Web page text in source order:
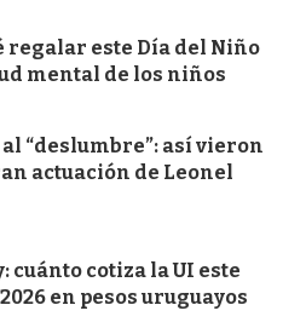
regalar este Día del Niño
mental de los niños
“deslumbre”: así vieron
actuación de Leonel
cuánto cotiza la UI este
en pesos uruguayos